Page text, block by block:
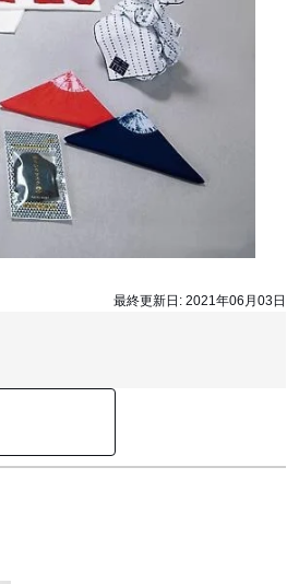
最終更新日: 2021年06月03日